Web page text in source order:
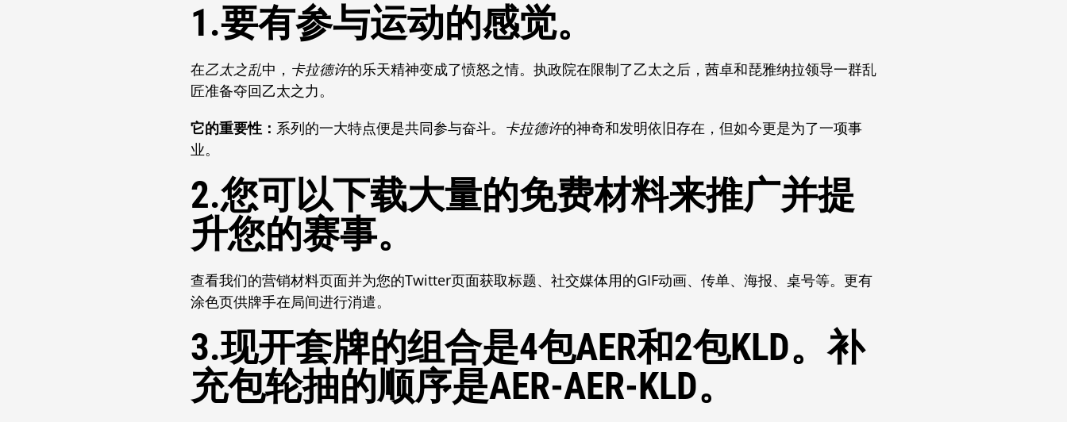
1.要有参与运动的感觉。
在乙太之乱中， 卡拉德许的乐天精神变成了愤怒之情。执政院在限制了乙太之后，茜卓和琵雅纳拉领导一群乱
匠准备夺回乙太之力。
它的重要性： 系列的一大特点便是共同参与奋斗。 卡拉德许的神奇和发明依旧存在，但如今更是为了一项事
业。
2.您可以下载大量的免费材料来推广并提
升您的赛事。
查看我们的营销材料页面并为您的Twitter页面获取标题、社交媒体用的GIF动画、传单、海报、桌号等。更有
涂色页供牌手在局间进行消遣。
3.现开套牌的组合是4包AER和2包KLD。补
充包轮抽的顺序是AER-AER-KLD。